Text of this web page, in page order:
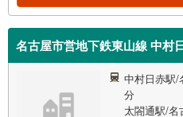
名古屋市営地下鉄東山線 中村
中村日赤駅/
分
太閤通駅/名